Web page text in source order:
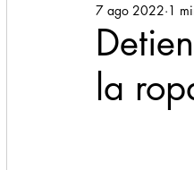
Santa Catarina
Espectaculos
la
7 ago 2022 1